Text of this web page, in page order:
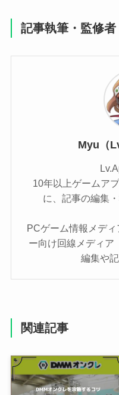
記事執筆・監修者
Myu（
10年以上ゲームア
に、記事の編集
PCゲーム情報メディ
ー向け回線メディア
編集や
関連記事